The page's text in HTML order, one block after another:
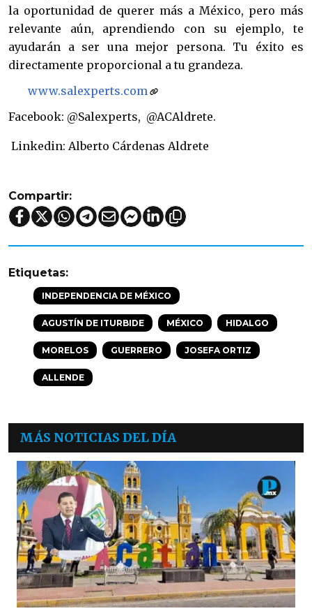
la oportunidad de querer más a México, pero más
relevante aún, aprendiendo con su ejemplo, te
ayudarán a ser una mejor persona. Tu éxito es
directamente proporcional a tu grandeza.
www.salexperts.com
Facebook: @Salexperts, @ACAldrete.
Linkedin: Alberto Cárdenas Aldrete
Compartir:
Etiquetas:
INDEPENDENCIA DE MÉXICO
AGUSTÍN DE ITURBIDE MÉXICO HIDALGO
MORELOS GUERRERO JOSEFA ORTIZ
ALLENDE
MÁS NOTICIAS DEL DÍA